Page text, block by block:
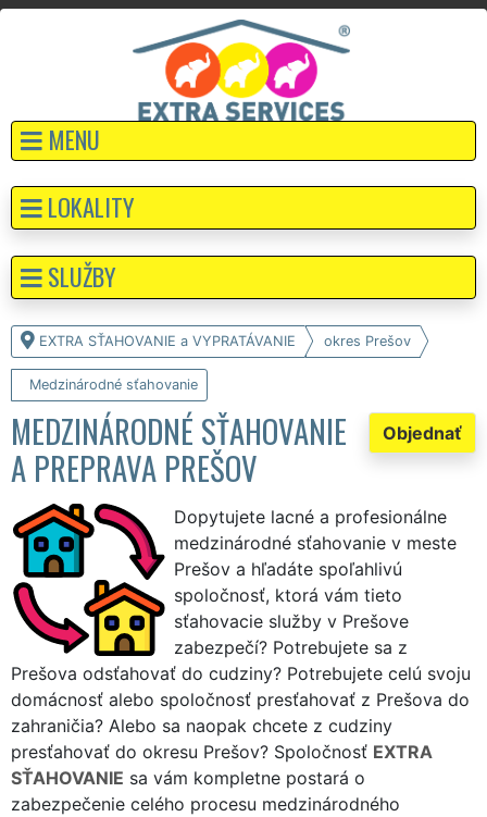
MENU
EXTRA SŤAHOVANIE a VYPRATÁVANIE okres Prešov
Medzinárodné sťahovanie
Objednať
MEDZINÁRODNÉ SŤAHOVANIE
A PREPRAVA PREŠOV
Dopytujete lacné a profesionálne
medzinárodné sťahovanie v meste
Prešov a hľadáte spoľahlivú
spoločnosť, ktorá vám tieto
sťahovacie služby v Prešove
zabezpečí? Potrebujete sa z
Prešova odsťahovať do cudziny? Potrebujete celú svoju
domácnosť alebo spoločnosť presťahovať z Prešova do
zahraničia? Alebo sa naopak chcete z cudziny
presťahovať do okresu Prešov? Spoločnosť EXTRA
SŤAHOVANIE sa vám kompletne postará o
zabezpečenie celého procesu medzinárodného
LOKALITY
SLUŽBY